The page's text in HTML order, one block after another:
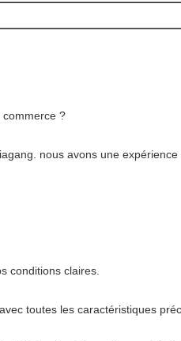
commerce ?
nous avons une
conditions claires.
toutes les caractéristiques